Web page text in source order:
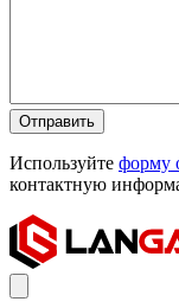
Отправить
Используйте форму
контактную